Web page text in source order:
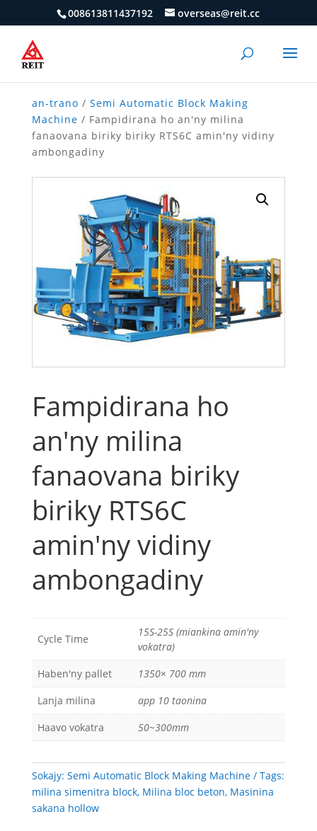
008613811437192 overseas@reit.cc
an-trano / Semi Automatic Block Making
Machine / Fampidirana ho an'ny milina
fanaovana biriky biriky RTS6C amin'ny vidiny
ambongadiny
Fampidirana ho
an'ny milina
fanaovana biriky
biriky RTS6C
amin'ny vidiny
ambongadiny
Cycle Time
15S-25S (miankina amin'ny
vokatra)
Haben'ny pallet
1350× 700 mm
Lanja milina
app 10 taonina
Haavo vokatra
50~300mm
Sokajy: Semi Automatic Block Making Machine
Tags:
milina simenitra block, Milina bloc beton, Masinina
sakana hollow